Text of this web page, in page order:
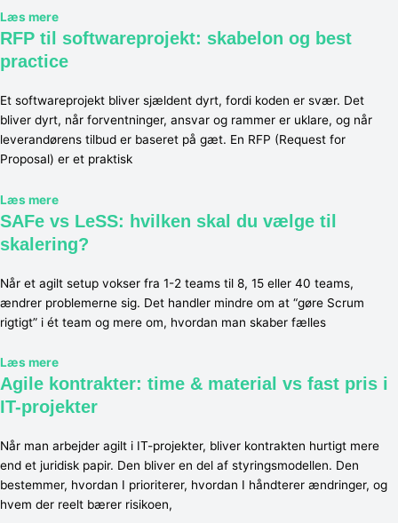
Læs mere
RFP til softwareprojekt: skabelon og best
practice
Et softwareprojekt bliver sjældent dyrt, fordi koden er svær. Det
bliver dyrt, når forventninger, ansvar og rammer er uklare, og når
leverandørens tilbud er baseret på gæt. En RFP (Request for
Proposal) er et praktisk
Læs mere
SAFe vs LeSS: hvilken skal du vælge til
skalering?
Når et agilt setup vokser fra 1-2 teams til 8, 15 eller 40 teams,
ændrer problemerne sig. Det handler mindre om at “gøre Scrum
rigtigt” i ét team og mere om, hvordan man skaber fælles
Læs mere
Agile kontrakter: time & material vs fast pris i
IT-projekter
Når man arbejder agilt i IT-projekter, bliver kontrakten hurtigt mere
end et juridisk papir. Den bliver en del af styringsmodellen. Den
bestemmer, hvordan I prioriterer, hvordan I håndterer ændringer, og
hvem der reelt bærer risikoen,